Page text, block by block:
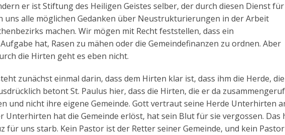
er ist Stiftung des Heiligen Geistes selber, der durch diesen Dienst für
uns alle möglichen Gedanken über Neustrukturierungen in der Arbeit
machen. Wir mögen mit Recht feststellen, dass ein
hat, Rasen zu mähen oder die Gemeindefinanzen zu ordnen. Aber
die Hirten geht es eben nicht.
zunächst einmal darin, dass dem Hirten klar ist, dass ihm die Herde,
betont St. Paulus hier, dass die Hirten, die er da
und nicht ihre eigene Gemeinde. Gott vertraut seine Herde Unterhirten
Unterhirten hat die Gemeinde erlöst, hat sein Blut für sie vergossen. Das
für uns starb. Kein Pastor ist der Retter seiner Gemeinde, und kein Pastor